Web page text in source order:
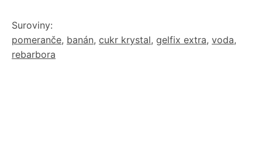
Suroviny:
pomeranče, banán, cukr krystal, gelfix extra, voda,
rebarbora